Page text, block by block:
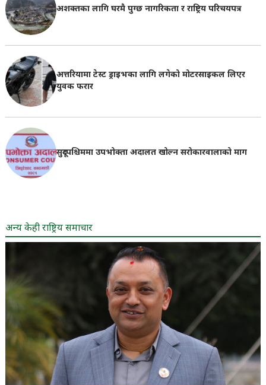
अशक्तका लागि घरमै पुग्छ नागरिकता र राष्ट्रिय परिचयपत्र
अत्तरियामा टेस्ट ड्राइभका लागि लगेको मोटरसाइकल लिएर
युवक फरार
सुदूरपश्चिममा उपभोक्ता अदालत खोल्न सरोकारवालाको माग
अन्य केही राष्ट्रिय समाचार